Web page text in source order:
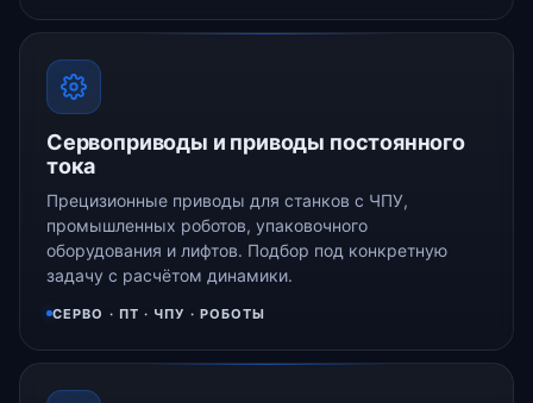
Сервоприводы и приводы постоянного
тока
Прецизионные приводы для станков с ЧПУ,
промышленных роботов, упаковочного
оборудования и лифтов. Подбор под конкретную
задачу с расчётом динамики.
СЕРВО · ПТ · ЧПУ · РОБОТЫ